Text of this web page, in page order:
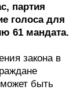
партия
голоса для
61 мандата.
закона в
быть